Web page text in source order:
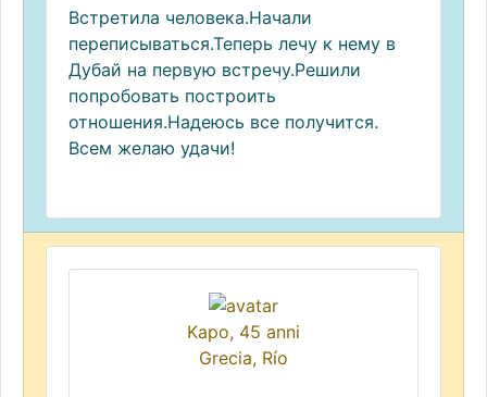
Встретила человека.Начали
переписываться.Теперь лечу к нему в
Дубай на первую встречу.Решили
попробовать построить
отношения.Надеюсь все получится.
Всем желаю удачи!
Kapo, 45 anni
Grecia, Río